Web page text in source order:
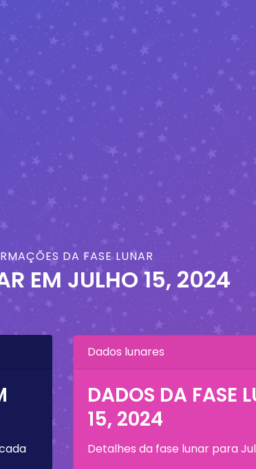
DA FASE LUNAR
EM JULHO 15, 2024
Dados lunares
DADOS DA FASE
15, 2024
Detalhes da fase lunar para